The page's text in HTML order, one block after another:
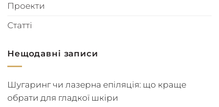
Проекти
Статті
Нещодавні записи
Шугаринг чи лазерна епіляція: що краще
обрати для гладкої шкіри